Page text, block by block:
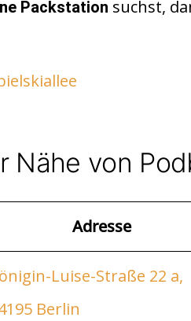
Packstation suchst,
Nähe von
Adresse
Luise-Straße 22 a,
Berlin